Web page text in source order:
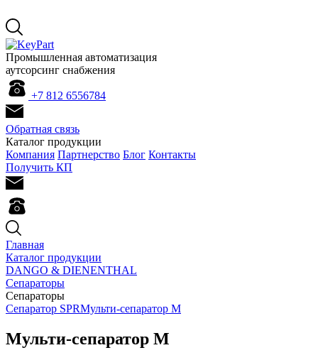
Промышленная автоматизация
аутсорсинг снабжения
+7 812 6556784
Обратная связь
Каталог продукции
Компания Партнерство Блог Контакты
Получить КП
Главная
Каталог продукции
DANGO & DIENENTHAL
Сепараторы
Сепараторы
Сепаратор SPRМульти-сепаратор M
Мульти-сепаратор M